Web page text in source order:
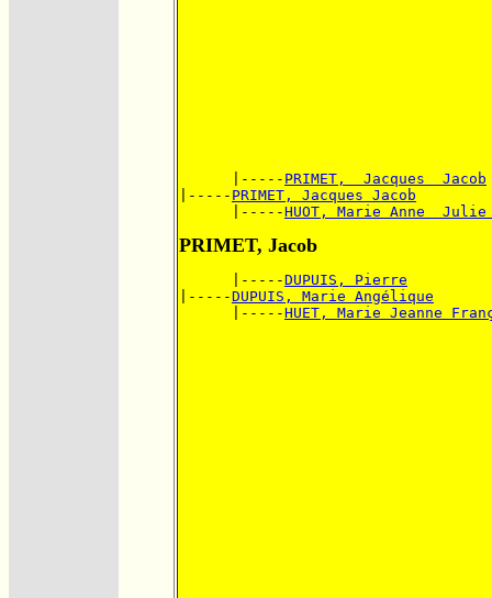
      |-----
PRIMET,  Jacques  Jacob
|----- PRIMET, Jacques Jacob
      |-----
HUOT, Marie Anne
PRIMET, Jacob
      |-----
DUPUIS, Pierre
|-----DUPUIS, Marie Angélique
      |-----
HUET, Marie Jeanne